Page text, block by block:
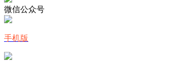
微信公众号
手机版